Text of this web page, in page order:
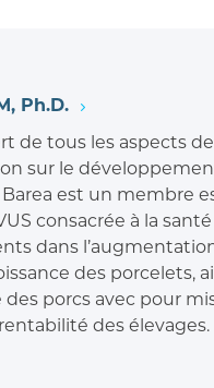
Ph.D.
de tous les aspects
sur le
est un membre
consacrée à la santé
dans
des porcelets,
porcs avec pour
des élevages.